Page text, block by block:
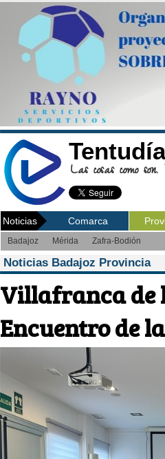
Tentudía
Las cosas como son.
Noticias Comarca
Badajoz Mérida Zafra-Bodión
Noticias Badajoz Provincia
Villafranca de
Encuentro de